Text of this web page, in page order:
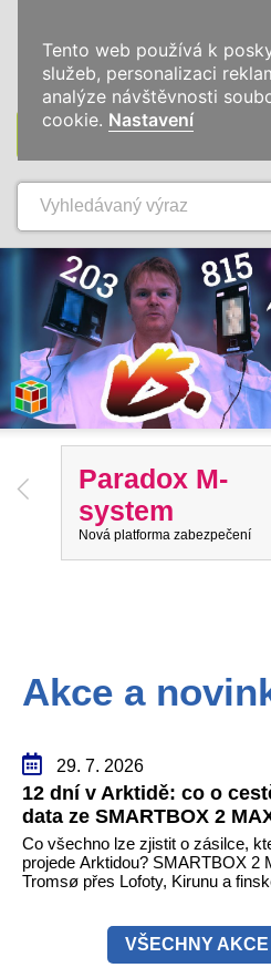
Paradox M-
system
Nová platforma zabezpečení
Akce a
29. 7. 2026
12 dní v Arktidě: co o
data ze SMARTBOX 2
Co všechno lze zjistit o zásilce,
projede Arktidou? SMARTBOX 2
Tromsø přes Lofoty, Kirunu a
otřesy i náklon. Výsledkem není
podrobný datový příběh celé
VŠECHNY
Tento web používá k
služeb, personalizaci
analýze návštěvnosti
cookie. Nastavení